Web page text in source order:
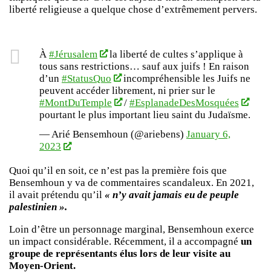
liberté religieuse a quelque chose d’extrêmement pervers.
À #Jérusalem
la liberté de cultes s’applique à
tous sans restrictions… sauf aux juifs ! En raison
d’un #StatusQuo
incompréhensible les Juifs ne
peuvent accéder librement, ni prier sur le
#MontDuTemple
/ #EsplanadeDesMosquées
pourtant le plus important lieu saint du Judaïsme.
— Arié Bensemhoun (@ariebens) January 6,
2023
Quoi qu’il en soit, ce n’est pas la première fois que
Bensemhoun y va de commentaires scandaleux. En 2021,
il avait prétendu qu’il « n’y avait jamais eu de peuple
palestinien ».
Loin d’être un personnage marginal, Bensemhoun exerce
un impact considérable. Récemment, il a accompagné un
groupe de représentants élus lors de leur visite au
Moyen-Orient.